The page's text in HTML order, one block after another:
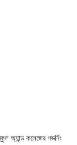
অ্যান্ড কলেজের গভর্নিং